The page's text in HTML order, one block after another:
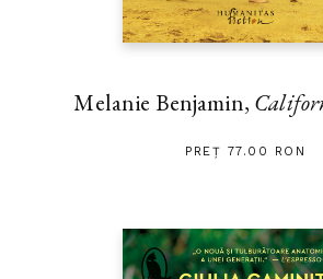
Melanie Benjamin,
PREȚ 77.00 RON